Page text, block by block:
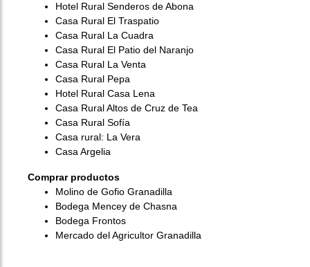
Hotel Rural Senderos de Abona
Casa Rural El Traspatio
Casa Rural La Cuadra
Casa Rural El Patio del Naranjo
Casa Rural La Venta
Casa Rural Pepa
Hotel Rural Casa Lena
Casa Rural Altos de Cruz de Tea
Casa Rural Sofía
Casa rural: La Vera
Casa Argelia
Comprar productos
Molino de Gofio Granadilla
Bodega Mencey de Chasna
Bodega Frontos
Mercado del Agricultor Granadilla